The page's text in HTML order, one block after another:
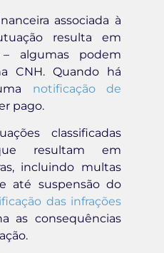
associada à
resulta em
algumas podem
CNH. Quando há
notificação de
pago.
classificadas
resultam em
incluindo multas
até suspensão do
das infrações
as consequências